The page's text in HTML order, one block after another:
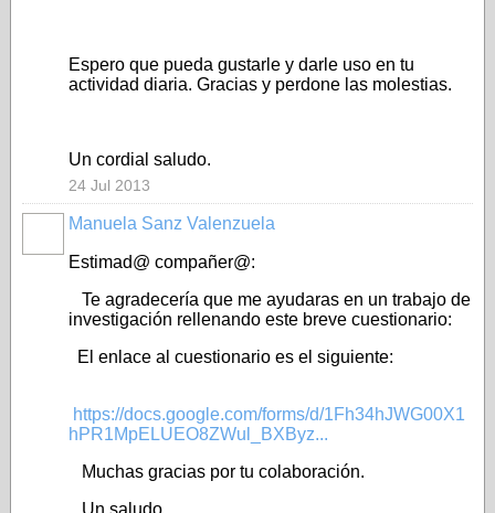
Espero que pueda gustarle y darle uso en tu
actividad diaria. Gracias y perdone las molestias.
Un cordial saludo.
24 Jul 2013
Manuela Sanz Valenzuela
Estimad@ compañer@:
Te agradecería que me ayudaras en un trabajo de
investigación rellenando este breve cuestionario:
El enlace al cuestionario es el siguiente:
https://docs.google.com/forms/d/1Fh34hJWG00X1
hPR1MpELUEO8ZWul_BXByz...
Muchas gracias por tu colaboración.
Un saludo